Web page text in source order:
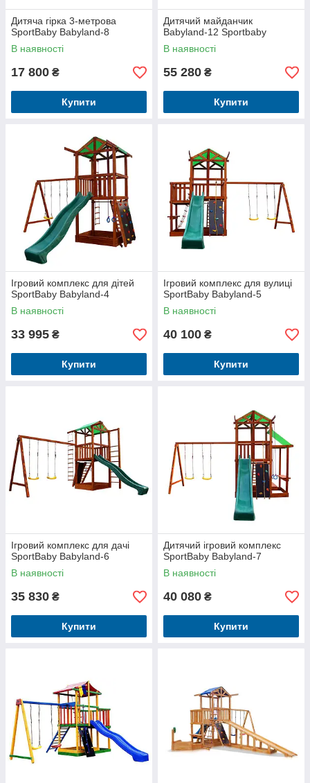
Дитяча гірка 3-метрова
SportBaby Babyland-8
В наявності
17 800 ₴
Купити
Дитячий майданчик
Babyland-12 Sportbaby
В наявності
55 280 ₴
Купити
Ігровий комплекс для дітей
SportBaby Babyland-4
В наявності
33 995 ₴
Купити
Ігровий комплекс для вулиці
SportBaby Babyland-5
В наявності
40 100 ₴
Купити
Ігровий комплекс для дачі
SportBaby Babyland-6
В наявності
35 830 ₴
Купити
Дитячий ігровий комплекс
SportBaby Babyland-7
В наявності
40 080 ₴
Купити